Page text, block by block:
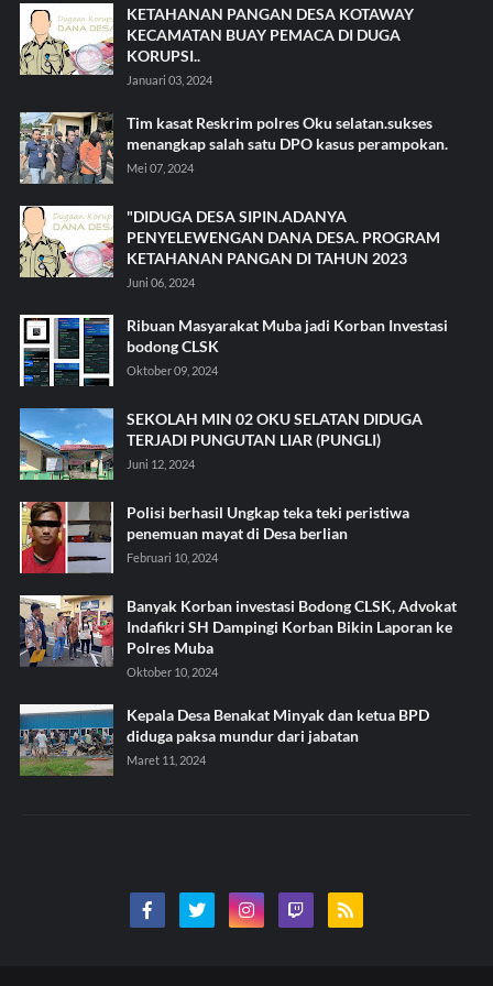
KETAHANAN PANGAN DESA KOTAWAY
KECAMATAN BUAY PEMACA DI DUGA
KORUPSI..
Januari 03, 2024
Tim kasat Reskrim polres Oku selatan.sukses
menangkap salah satu DPO kasus perampokan.
Mei 07, 2024
"DIDUGA DESA SIPIN.ADANYA
PENYELEWENGAN DANA DESA. PROGRAM
KETAHANAN PANGAN DI TAHUN 2023
Juni 06, 2024
Ribuan Masyarakat Muba jadi Korban Investasi
bodong CLSK
Oktober 09, 2024
SEKOLAH MIN 02 OKU SELATAN DIDUGA
TERJADI PUNGUTAN LIAR (PUNGLI)
Juni 12, 2024
Polisi berhasil Ungkap teka teki peristiwa
penemuan mayat di Desa berlian
Februari 10, 2024
Banyak Korban investasi Bodong CLSK, Advokat
Indafikri SH Dampingi Korban Bikin Laporan ke
Polres Muba
Oktober 10, 2024
Kepala Desa Benakat Minyak dan ketua BPD
diduga paksa mundur dari jabatan
Maret 11, 2024